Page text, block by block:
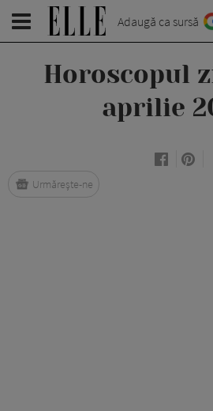
Adaugă ca sursă
Horoscopul
aprilie
Urmărește-ne